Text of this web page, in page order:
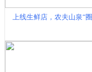
上线生鲜店，农夫山泉“圈